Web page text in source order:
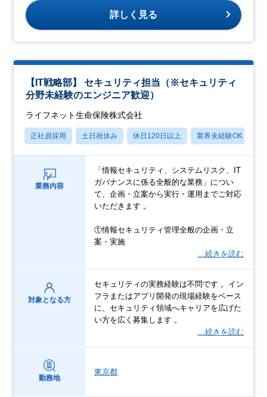
詳しく見る
【IT戦略部】 セキュリティ担当（※セキュリティ
分野未経験のエンジニア歓迎）
ライフネット生命保険株式会社
正社員採用 土日祝休み 休日120日以上 業界未経験OK
業務内容
「情報セキュリティ、システムリスク、IT
ガバナンスに係る全般的な業務」につい
て、企画・立案から実行・運用までご対応
いただきます 。
①情報セキュリティ管理全般の企画・立
案・実施
…続きを読む
対象となる方
セキュリティの実務経験は不問です 。イン
フラまたはアプリ開発の現場経験をベース
に、セキュリティ領域へキャリアを広げた
い方を広く募集します 。
…続きを読む
勤務地
東京都